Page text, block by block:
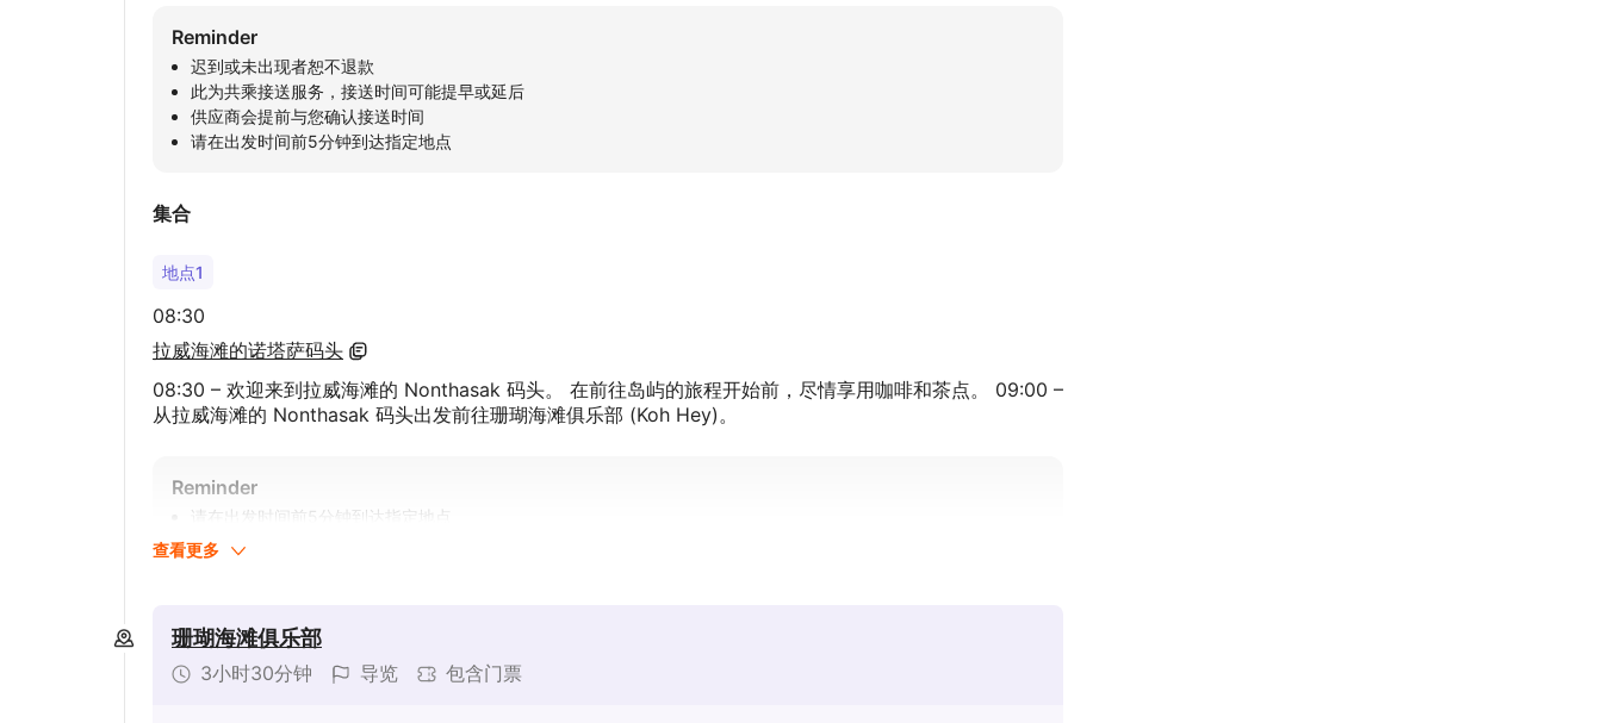
Reminder
迟到或未出现者恕不退款
此为共乘接送服务，接送时间可能提早或延后
供应商会提前与您确认接送时间
请在出发时间前5分钟到达指定地点
集合
地点1
08:30
拉威海滩的诺塔萨码头
08:30 – 欢迎来到拉威海滩的 Nonthasak 码头。 在前往岛屿的旅程开始前，尽情享用咖啡和茶点。 09:00 –
从拉威海滩的 Nonthasak 码头出发前往珊瑚海滩俱乐部 (Koh Hey)。
Reminder
请在出发时间前5分钟到达指定地点
查看更多
珊瑚海滩俱乐部
3小时30分钟 导览 包含门票